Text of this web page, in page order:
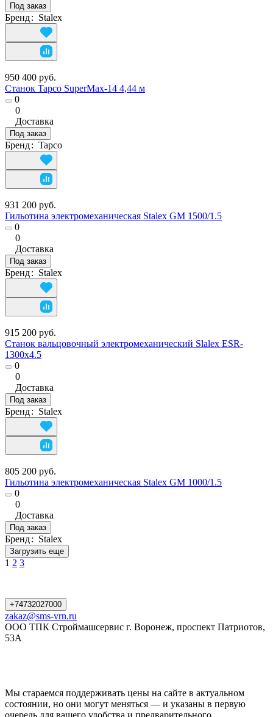
Под заказ
Бренд: Stalex
950 400 руб.
Станок Tapco SuperMax-14 4,44 м
0
0
Доставка
Под заказ
Бренд: Tapco
931 200 руб.
Гильотина электромеханическая Stalex GM 1500/1.5
0
0
Доставка
Под заказ
Бренд: Stalex
915 200 руб.
Станок вальцовочный электромеханический Slalex ESR-
1300х4.5
0
0
Доставка
Под заказ
Бренд: Stalex
805 200 руб.
Гильотина электромеханическая Stalex GM 1000/1.5
0
0
Доставка
Под заказ
Бренд: Stalex
Загрузить еще
1 2 3
+74732027000
zakaz@sms-vrn.ru
ООО ТПК Строймашсервис г. Воронеж, проспект Патриотов,
53А
Мы стараемся поддерживать цены на сайте в актуальном
состоянии, но они могут меняться — и указаны в первую